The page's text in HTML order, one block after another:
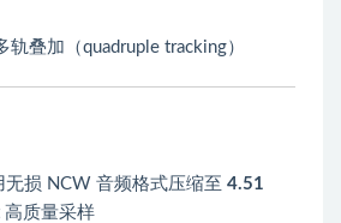
轨叠加（quadruple tracking）
无损 NCW 音频格式压缩至 4.51
质量采样